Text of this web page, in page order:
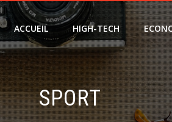
ACCUEIL HIGH-TECH
SPORT